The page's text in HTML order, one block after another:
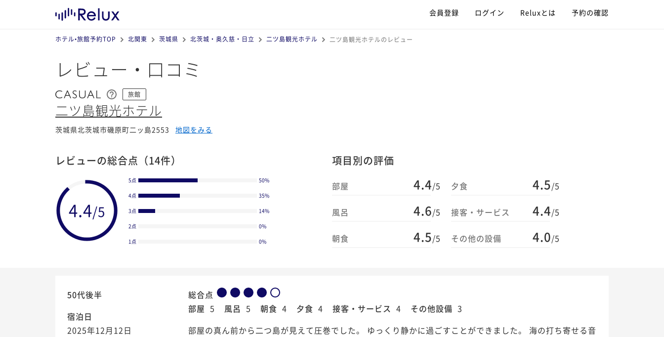
会員登録 ログイン Reluxとは 予約の確認
ホテル•旅館予約TOP 北関東 茨城県 北茨城・奥久慈・日立 二ツ島観光ホテル 二ツ島観光ホテルのレビュー
レビュー・口コミ
旅館
二ツ島観光ホテル
茨城県北茨城市磯原町二ッ島2553 地図をみる
レビューの総合点 （14件）
5点 50%
4点 35%
3点 14%
2点 0%
1点 0%
項目別の評価
部屋 4.4/5
風呂 4.6/5
朝食 4.5/5
夕食 4.5/5
接客・サービス 4.4/5
その他の設備 4.0/5
50代後半
宿泊日
2025年12月12日
総合点
部屋 5 風呂 5 朝食 4 夕食 4 接客・サービス 4 その他設備 3
部屋の真ん前から二つ島が見えて圧巻でした。 ゆっくり静かに過ごすことができました。 海の打ち寄せる音